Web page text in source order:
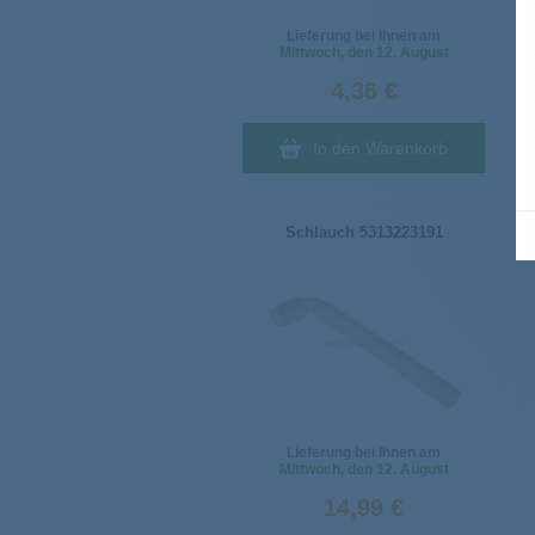
Mittwoch, den 12. August
4,36 €
In den Warenkorb
Schlauch 5313223191
Mittwoch, den 12. August
14,99 €